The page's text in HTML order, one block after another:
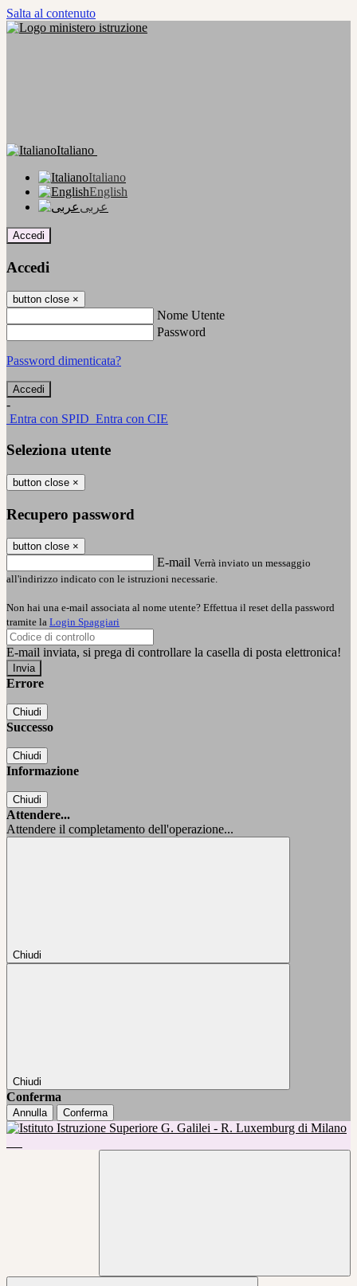
Salta al contenuto
Italiano
Italiano
English
عربى
Accedi
Accedi
button close ×
Nome Utente
Password
Password dimenticata?
-
Entra con SPID Entra con CIE
Seleziona utente
button close ×
Recupero password
button close ×
E-mail Verrà inviato un messaggio
all'indirizzo indicato con le istruzioni necessarie.
Non hai una e-mail associata al nome utente? Effettua il reset della password
tramite la Login Spaggiari
E-mail inviata, si prega di controllare la casella di posta elettronica!
Errore
Chiudi
Successo
Chiudi
Informazione
Chiudi
Attendere...
Attendere il completamento dell'operazione...
Chiudi
Chiudi
Conferma
Annulla Conferma